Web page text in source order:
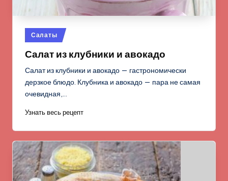
Опубликовано
в
Салаты
Салат из клубники и авокадо
Салат из клубники и авокадо — гастрономически
дерзкое блюдо. Клубника и авокадо — пара не самая
очевидная,…
Узнать весь рецепт